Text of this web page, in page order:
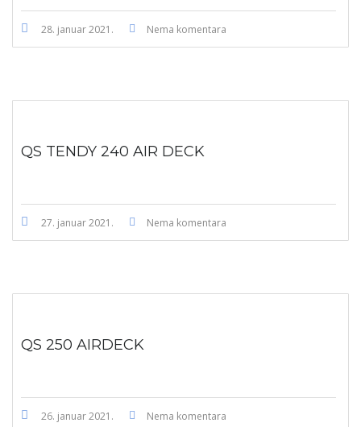
28. januar 2021. Nema komentara
QS TENDY 240 AIR DECK
27. januar 2021. Nema komentara
QS 250 AIRDECK
26. januar 2021. Nema komentara